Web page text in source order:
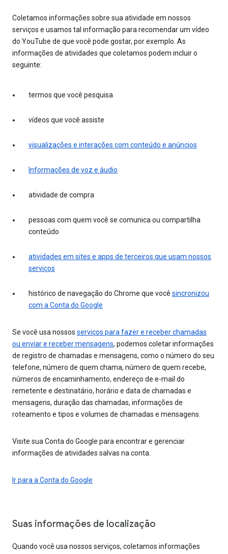
Coletamos informações sobre sua atividade em nossos
serviços e usamos tal informação para recomendar um vídeo
do YouTube de que você pode gostar, por exemplo. As
informações de atividades que coletamos podem incluir o
seguinte:
termos que você pesquisa
vídeos que você assiste
visualizações e interações com conteúdo e anúncios
Informações de voz e áudio
atividade de compra
pessoas com quem você se comunica ou compartilha
conteúdo
atividades em sites e apps de terceiros que usam nossos
serviços
histórico de navegação do Chrome que você sincronizou
com a Conta do Google
Se você usa nossos serviços para fazer e receber chamadas
ou enviar e receber mensagens, podemos coletar informações
de registro de chamadas e mensagens, como o número do seu
telefone, número de quem chama, número de quem recebe,
números de encaminhamento, endereço de e-mail do
remetente e destinatário, horário e data de chamadas e
mensagens, duração das chamadas, informações de
roteamento e tipos e volumes de chamadas e mensagens.
Visite sua Conta do Google para encontrar e gerenciar
informações de atividades salvas na conta.
Ir para a Conta do Google
Suas informações de localização
Quando você usa nossos serviços, coletamos informações